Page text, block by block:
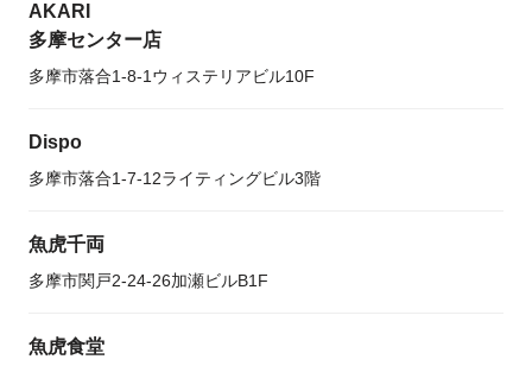
AKARI
多摩センター店
多摩市落合1-8-1ウィステリアビル10F
Dispo
多摩市落合1-7-12ライティングビル3階
魚虎千両
多摩市関戸2-24-26加瀬ビルB1F
魚虎食堂